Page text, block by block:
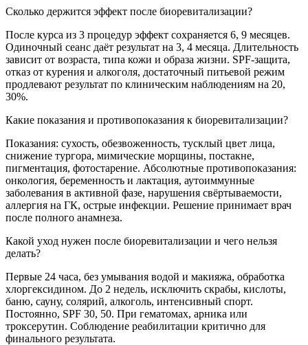
Сколько держится эффект после биоревитализации?
После курса из 3 процедур эффект сохраняется 6, 9 месяцев.
Одиночный сеанс даёт результат на 3, 4 месяца. Длительность
зависит от возраста, типа кожи и образа жизни. SPF-защита,
отказ от курения и алкоголя, достаточный питьевой режим
продлевают результат по клиническим наблюдениям на 20,
30%.
Какие показания и противопоказания к биоревитализации?
Показания: сухость, обезвоженность, тусклый цвет лица,
снижение тургора, мимические морщины, постакне,
пигментация, фотостарение. Абсолютные противопоказания:
онкология, беременность и лактация, аутоиммунные
заболевания в активной фазе, нарушения свёртываемости,
аллергия на ГК, острые инфекции. Решение принимает врач
после полного анамнеза.
Какой уход нужен после биоревитализации и чего нельзя
делать?
Первые 24 часа, без умывания водой и макияжа, обработка
хлоргексидином. До 2 недель, исключить скрабы, кислоты,
баню, сауну, солярий, алкоголь, интенсивный спорт.
Постоянно, SPF 30, 50. При гематомах, арника или
троксерутин. Соблюдение реабилитации критично для
финального результата.